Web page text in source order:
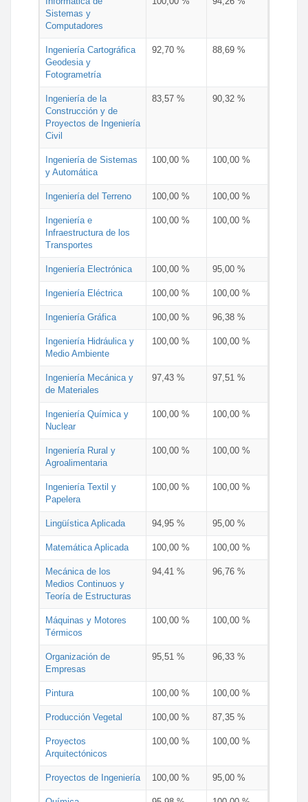
Sistemas y
Computadores
Ingeniería Cartográfica
Geodesia y
Fotogrametría
92,70 % 88,69 %
Ingeniería de la
Construcción y de
Proyectos de Ingeniería
Civil
83,57 % 90,32 %
Ingeniería de Sistemas
y Automática
100,00 % 100,00 %
Ingeniería del Terreno 100,00 % 100,00 %
Ingeniería e
Infraestructura de los
Transportes
100,00 % 100,00 %
Ingeniería Electrónica 100,00 % 95,00 %
Ingeniería Eléctrica 100,00 % 100,00 %
Ingeniería Gráfica 100,00 % 96,38 %
Ingeniería Hidráulica y
Medio Ambiente
100,00 % 100,00 %
Ingeniería Mecánica y
de Materiales
97,43 % 97,51 %
Ingeniería Química y
Nuclear
100,00 % 100,00 %
Ingeniería Rural y
Agroalimentaria
100,00 % 100,00 %
Ingeniería Textil y
Papelera
100,00 % 100,00 %
Lingüística Aplicada 94,95 % 95,00 %
Matemática Aplicada 100,00 % 100,00 %
Mecánica de los
Medios Continuos y
Teoría de Estructuras
94,41 % 96,76 %
Máquinas y Motores
Térmicos
100,00 % 100,00 %
Organización de
Empresas
95,51 % 96,33 %
Pintura 100,00 % 100,00 %
Producción Vegetal 100,00 % 87,35 %
Proyectos
Arquitectónicos
100,00 % 100,00 %
Proyectos de Ingeniería 100,00 % 95,00 %